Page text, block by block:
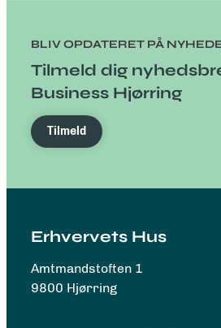
BLIV OPDATERET PÅ
Tilmeld dig
Business Hjørring
Tilmeld
Erhvervets Hus
Amtmandstoften 1
9800 Hjørring